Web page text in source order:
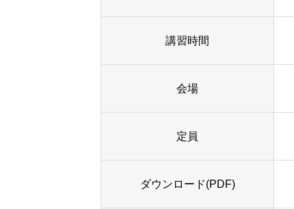
講習時間
会場
定員
ダウンロード(PDF)